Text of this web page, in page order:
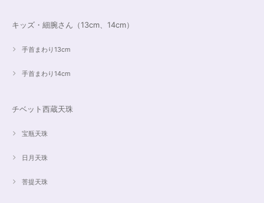
キッズ・細腕さん（13cm、14cm）
手首まわり13cm
手首まわり14cm
チベット西蔵天珠
宝瓶天珠
日月天珠
菩提天珠